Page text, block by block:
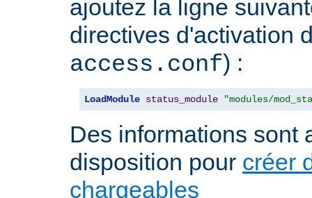
ajoutez la ligne
directives d'activation
access.conf) :
LoadModule status_module "modules/
Des informations sont
disposition pour créer
chargeables